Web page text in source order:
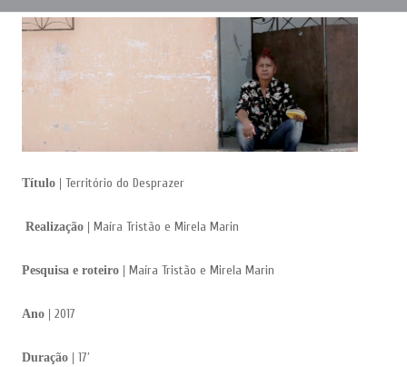
Título | Território do Desprazer
Realização | Maíra Tristão e Mirela Marin
Pesquisa e roteiro | Maíra Tristão e Mirela Marin
Ano | 2017
Duração | 17′